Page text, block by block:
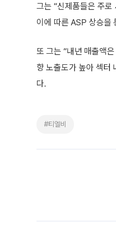
그는 “신제품들은 주로
이에 따른 ASP 상승을
또 그는 “내년 매출액
향 노출도가 높아 섹터
다.
#티엘비